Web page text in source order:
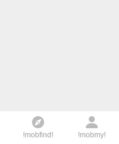
!mobfind! !mobmy!